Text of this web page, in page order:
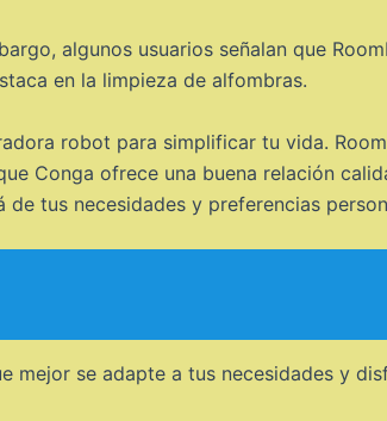
algunos usuarios señalan que
en la limpieza de alfombras.
robot para simplificar tu vida.
Conga ofrece una buena relación
tus necesidades y preferencias
mejor se adapte a tus necesidades y